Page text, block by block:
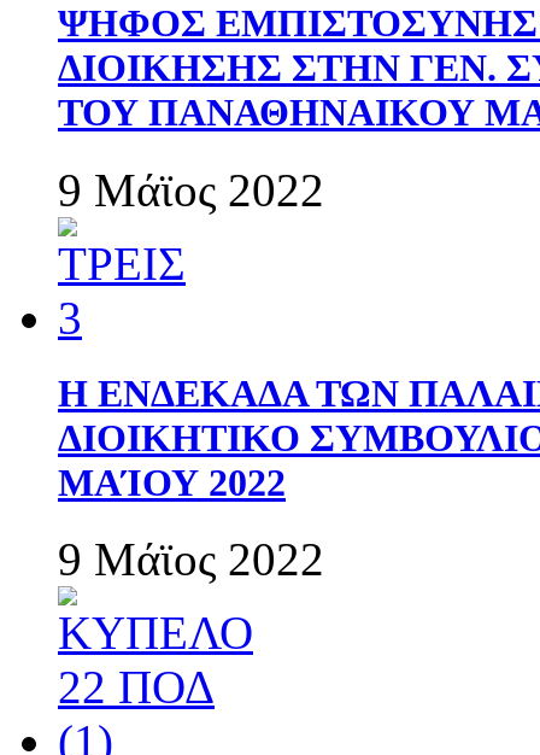
ΨΗΦΟΣ
ΔΙΟΙΚΗΣΗΣ ΣΤΗΝ ΓΕΝ.
ΤΟΥ ΠΑΝΑΘΗΝΑΙΚΟΥ
9 Μάϊος 2022
Η ΕΝΔΕΚΑΔΑ ΤΩΝ
ΔΙΟΙΚΗΤΙΚΟ
ΜΑΊΟΥ 2022
9 Μάϊος 2022